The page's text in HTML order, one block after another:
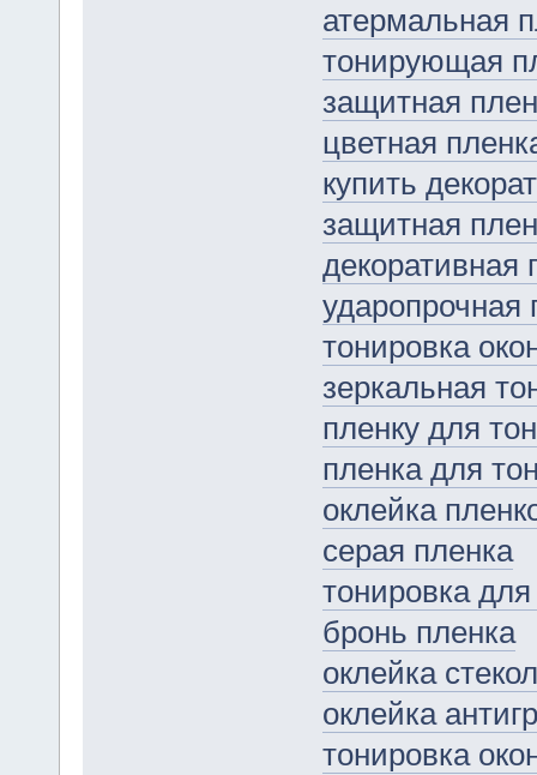
атермальная
тонирующая
защитная
цветная
купить
защитная
декоративная
ударопрочная
тонировка
зеркальная
пленку для
пленка для
оклейка
серая пленка
тонировка для
бронь пленка
оклейка
оклейка
тонировка